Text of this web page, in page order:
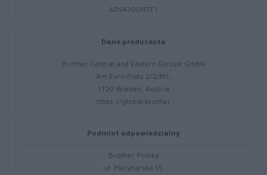
ADS4300NTF1
Dane producenta
Brother Central and Eastern Europe GmbH
Am Euro Platz 2/2/M1,
1120 Wiedeń, Austria
https://global.brother
Podmiot odpowiedzialny
Brother Polska
ul. Marynarska 15